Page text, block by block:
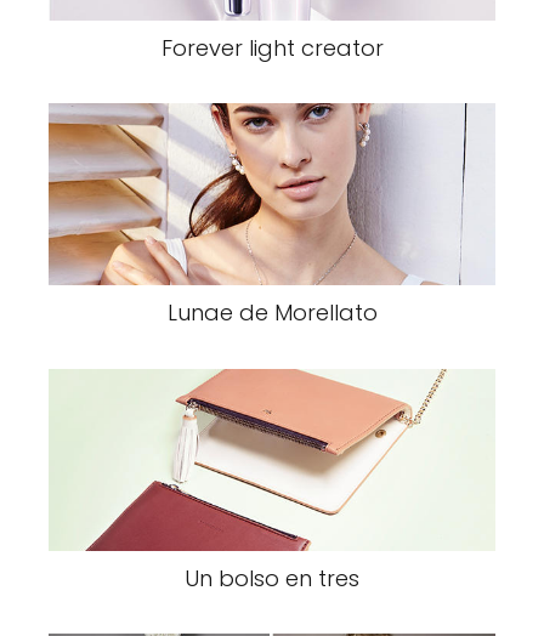
Forever light creator
Lunae de Morellato
Un bolso en tres